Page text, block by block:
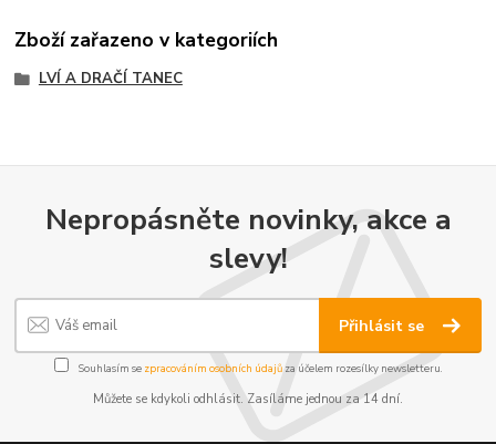
Zboží zařazeno v kategoriích
LVÍ A DRAČÍ TANEC
Nepropásněte novinky, akce a
slevy!
Přihlásit se
Souhlasím se zpracováním osobních údajůza účelem rozesílky newsletteru.
Můžete se kdykoli odhlásit. Zasíláme jednou za 14 dní.